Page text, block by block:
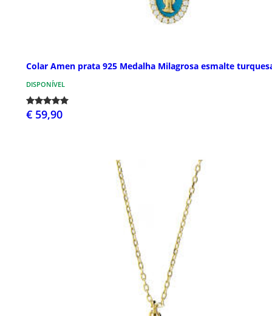
Colar Amen prata 925 Medalha Milagrosa esmalte
DISPONÍVEL
€ 59,90